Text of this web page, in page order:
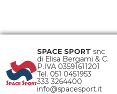
SPACE SPORT snc
di Elisa Bergami & C.
P.IVA 03591611201
Tel. 051 0451953
333 3264400
info@spacesport.it